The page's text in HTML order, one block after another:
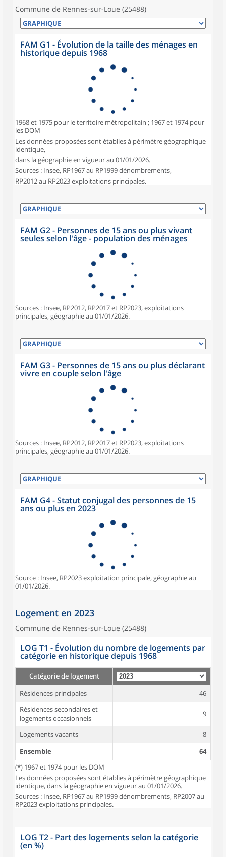
Commune de Rennes-sur-Loue (25488)
FAM G1 - Évolution de la taille des ménages en
historique depuis 1968
1968 et 1975 pour le territoire métropolitain ; 1967 et 1974 pour
les DOM
Les données proposées sont établies à périmètre géographique
identique,
dans la géographie en vigueur au 01/01/2026.
Sources : Insee, RP1967 au RP1999 dénombrements,
RP2012 au RP2023 exploitations principales.
FAM G2 - Personnes de 15 ans ou plus vivant
seules selon l'âge - population des ménages
Sources : Insee, RP2012, RP2017 et RP2023, exploitations
principales, géographie au 01/01/2026.
FAM G3 - Personnes de 15 ans ou plus déclarant
vivre en couple selon l'âge
Sources : Insee, RP2012, RP2017 et RP2023, exploitations
principales, géographie au 01/01/2026.
FAM G4 - Statut conjugal des personnes de 15
ans ou plus en 2023
Source : Insee, RP2023 exploitation principale, géographie au
01/01/2026.
Logement en 2023
Commune de Rennes-sur-Loue (25488)
LOG T1 - Évolution du nombre de logements par
catégorie en historique depuis 1968
Catégorie de logement
Résidences principales
46
Résidences secondaires et
logements occasionnels
9
Logements vacants
8
Ensemble
64
(*) 1967 et 1974 pour les DOM
Les données proposées sont établies à périmètre géographique
identique, dans la géographie en vigueur au 01/01/2026.
Sources : Insee, RP1967 au RP1999 dénombrements, RP2007 au
RP2023 exploitations principales.
LOG T2 - Part des logements selon la catégorie
(en %)